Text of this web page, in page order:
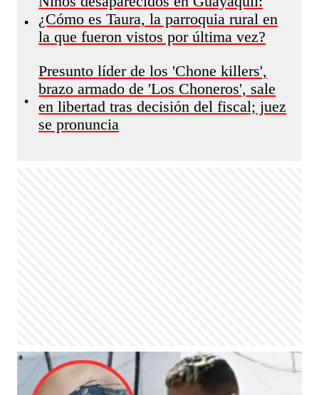
•
¿Cómo es Taura, la parroquia rural en
la que fueron vistos por última vez?
•
Presunto líder de los 'Chone killers',
brazo armado de 'Los Choneros', sale
en libertad tras decisión del fiscal; juez
se pronuncia